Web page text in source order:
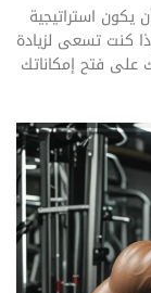
يكون استراتيجية
كنت تسعى لزيادة
على فتح إمكاناتك